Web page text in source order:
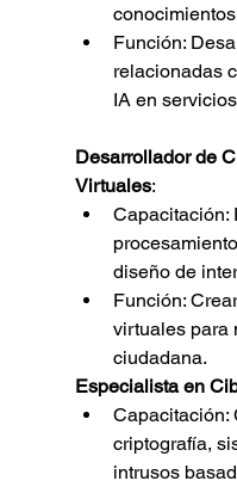
Función:
relacionadas
IA en
Desarrollador de
Virtuales:
Capacitación:
diseño de
Función:
virtuales para
ciudadana.
Especialista en
Capacitación:
criptografía,
intrusos